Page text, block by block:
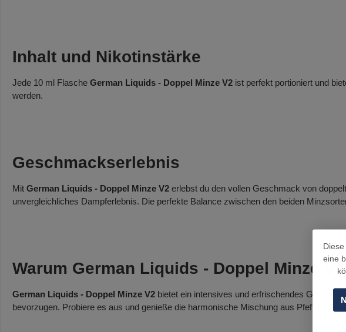
Inhalt und Nikotinstärke
Jede 10 ml Flasche German Liquids - Doppel Minze V2 ist perfekt portioniert und
werden.
Geschmackserlebnis
Mit German Liquids - Doppel Minze V2 erlebst du den vollen Geschmack von
unvergleichliches Dampferlebnis. Die perfekte Balance zwischen den beiden
Warum German Liquids - Doppel Minze
German Liquids - Doppel Minze V2 bietet ein intensives und erfrischendes
bevorzugen. Probiere es aus und genieße die harmonische Mischung aus Pfefferminze
eine